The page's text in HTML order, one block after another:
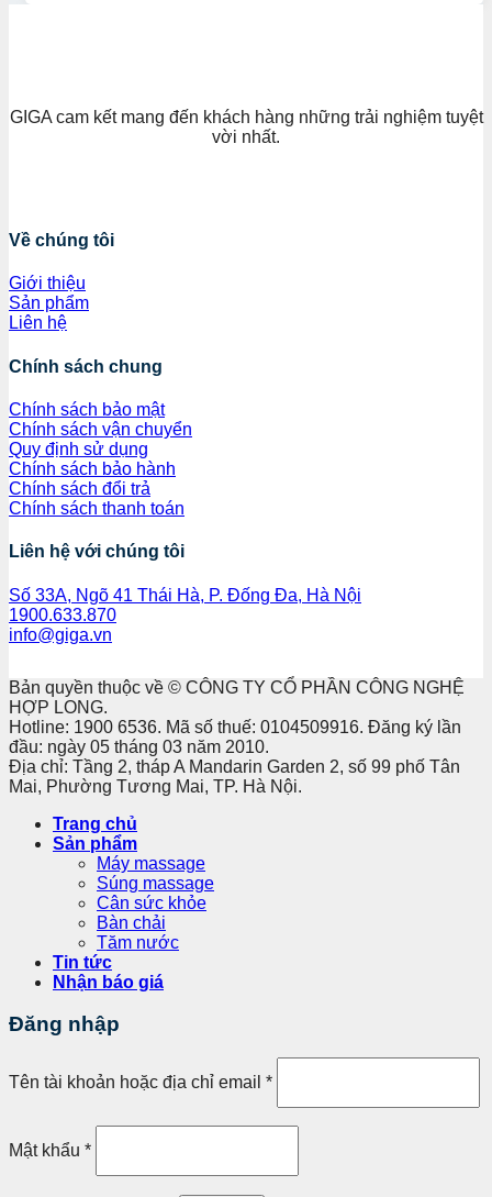
GIGA cam kết mang đến khách hàng những trải nghiệm tuyệt
vời nhất.
Về chúng tôi
Giới thiệu
Sản phẩm
Liên hệ
Chính sách chung
Chính sách bảo mật
Chính sách vận chuyển
Quy định sử dụng
Chính sách bảo hành
Chính sách đổi trả
Chính sách thanh toán
Liên hệ với chúng tôi
Số 33A, Ngõ 41 Thái Hà, P. Đống Đa, Hà Nội
1900.633.870
info@giga.vn
Bản quyền thuộc về © CÔNG TY CỔ PHẦN CÔNG NGHỆ
HỢP LONG.
Hotline: 1900 6536. Mã số thuế: 0104509916. Đăng ký lần
đầu: ngày 05 tháng 03 năm 2010.
Địa chỉ: Tầng 2, tháp A Mandarin Garden 2, số 99 phố Tân
Mai, Phường Tương Mai, TP. Hà Nội.
Trang chủ
Sản phẩm
Máy massage
Súng massage
Cân sức khỏe
Bàn chải
Tăm nước
Tin tức
Nhận báo giá
Đăng nhập
Tên tài khoản hoặc địa chỉ email *
Mật khẩu *